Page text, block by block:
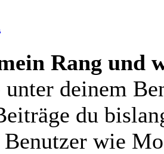
Rang und
unter deinem
du
wie